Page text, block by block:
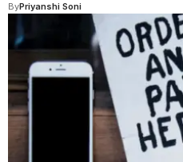
ByPriyanshi Soni